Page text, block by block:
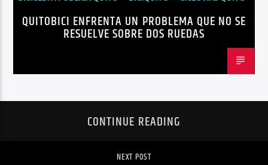
EDITORIAL
METRO DE QUITO BICICLETA
MOVILIDAD ACTIVA QUITO
MOVILIDAD SOSTENIBLE QUITO
QUITOBICI ENFRENTA UN PROBLEMA QUE NO SE
RESUELVE SOBRE DOS RUEDAS
CONTINUE READING
NEXT POST